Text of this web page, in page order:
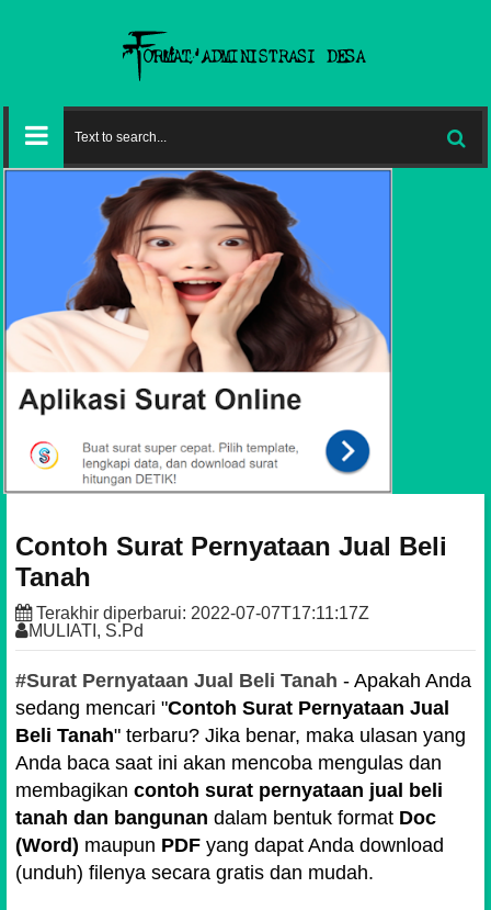
Contoh Surat Pernyataan Jual Beli
Tanah
Terakhir diperbarui: 2022-07-07T17:11:17Z
MULIATI, S.Pd
#Surat Pernyataan Jual Beli Tanah - Apakah Anda
sedang mencari "Contoh Surat Pernyataan Jual
Beli Tanah" terbaru? Jika benar, maka ulasan yang
Anda baca saat ini akan mencoba mengulas dan
membagikan contoh surat pernyataan jual beli
tanah dan bangunan dalam bentuk format Doc
(Word) maupun PDF yang dapat Anda download
(unduh) filenya secara gratis dan mudah.